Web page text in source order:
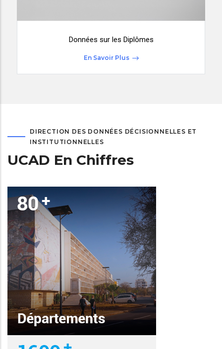
Données sur les Diplômes
En Savoir Plus
DIRECTION DES DONNÉES DÉCISIONNELLES ET
INSTITUTIONNELLES
UCAD En Chiffres